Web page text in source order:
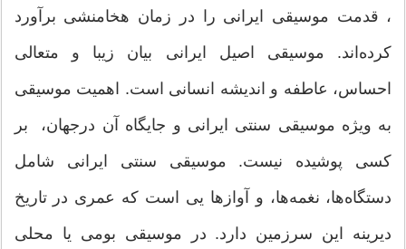
، قدمت موسيقى ايرانى را در زمان هخامنشى برآورد
کرده‌اند. موسیقی اصیل ایرانی بیان زیبا و متعالی
احساس، عاطفه و اندیشه انسانی است. اهمیت موسیقی
به‌ ویژه موسیقی سنتی ایرانی و جایگاه آن درجهان، بر
كسی پوشیده نیست. موسیقی سنتی ایرانی شامل
دستگاه‌ها، نغمه‌ها، و آوازها یی است كه عمری در تاریخ
دیرینه این سرزمین دارد. در موسيقى بومى يا محلى